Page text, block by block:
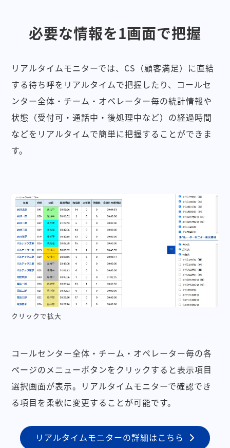
必要な情報を1画面で把握
リアルタイムモニターでは、CS（顧客満足）に直結
する待ち呼をリアルタイムで把握したり、コールセ
ンター全体・チーム・オペレーター毎の統計情報や
状態（受付可・通話中・後処理中など）の経過時間
などをリアルタイムで簡単に把握することができま
す。
クリックで拡大
コールセンター全体・チーム・オペレーター毎の各
ページのメニューボタンをクリックすると表示項目
選択画面が表示。リアルタイムモニターで確認でき
る項目を柔軟に変更することが可能です。
リアルタイムモニターの詳細はこちら